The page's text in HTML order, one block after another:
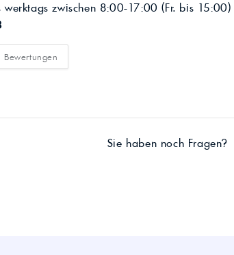
werktags zwischen 8:00-17:00 (Fr. bis 15:00)
Sie haben noch Fragen?